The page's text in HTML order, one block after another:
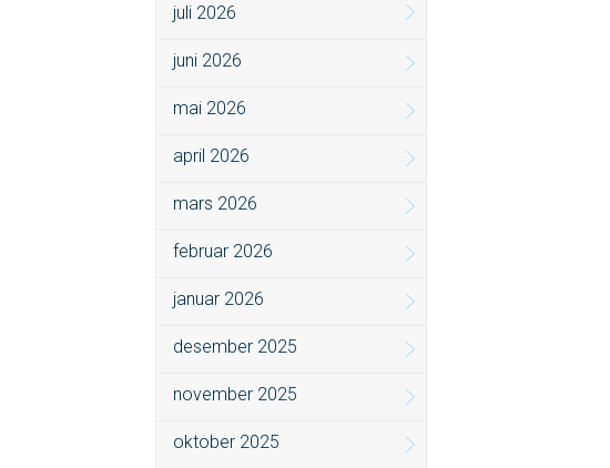
juli 2026
juni 2026
mai 2026
april 2026
mars 2026
februar 2026
januar 2026
desember 2025
november 2025
oktober 2025